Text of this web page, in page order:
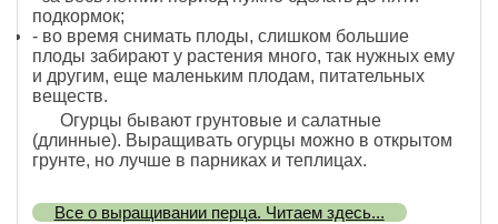
подкормок;
- во время снимать плоды, слишком большие
плоды забирают у растения много, так нужных ему
и другим, еще маленьким плодам, питательных
веществ.
Огурцы бывают грунтовые и салатные
(длинные). Выращивать огурцы можно в открытом
грунте, но лучше в парниках и теплицах.
Все о выращивании перца. Читаем здесь...